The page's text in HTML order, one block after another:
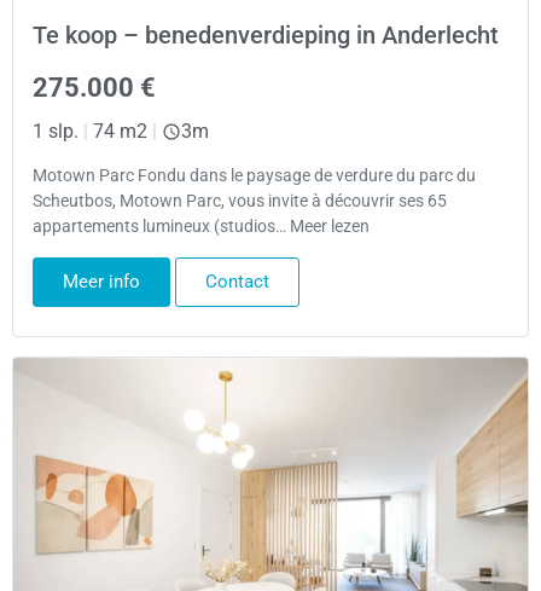
Te koop – benedenverdieping in Anderlecht
275.000 €
1 slp. | 74 m2 | 3m
Motown Parc Fondu dans le paysage de verdure du parc du
Scheutbos, Motown Parc, vous invite à découvrir ses 65
appartements lumineux (studios… Meer lezen
Meer info Contact